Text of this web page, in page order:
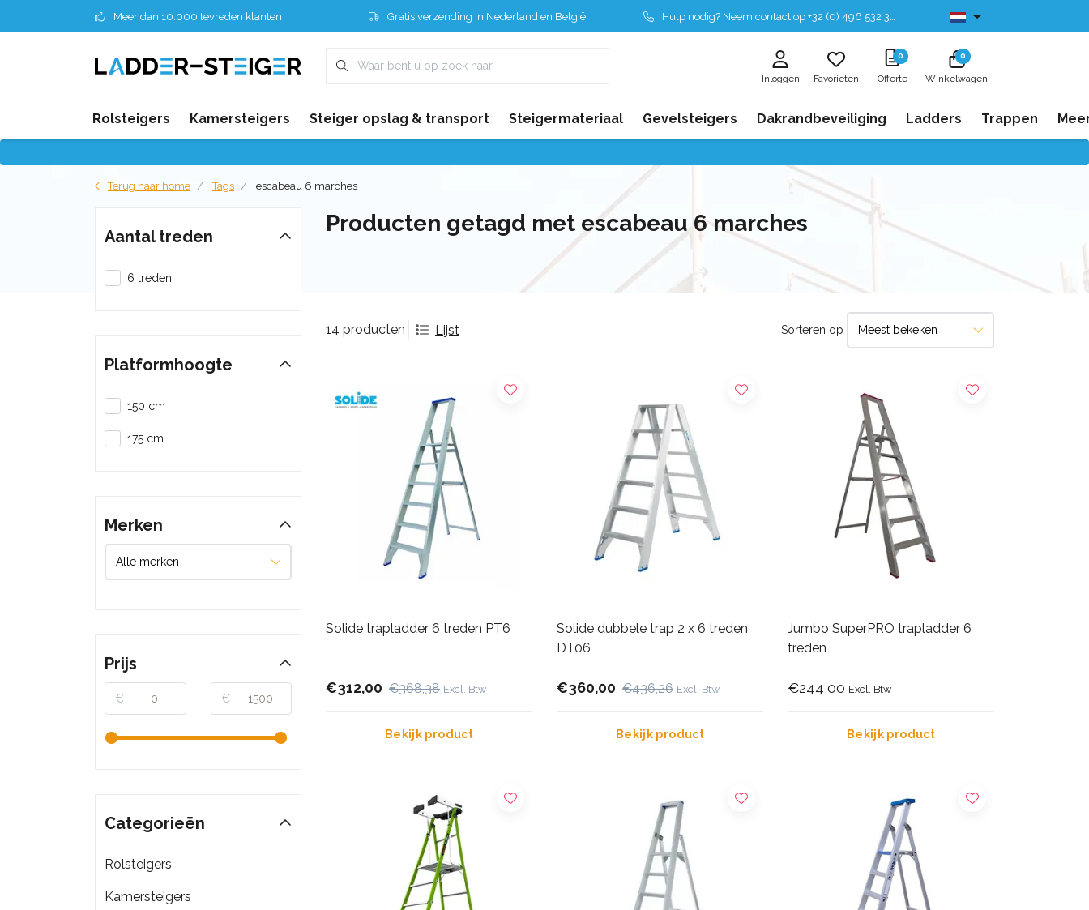
Meer dan 10.000 tevreden klanten Gratis verzending in Nederland en België Hulp nodig? Neem contact op +32 (0) 496 532 330 Leverbaar uit voorraad
Inloggen Favorieten
0
Offerte
0
Winkelwagen
Rolsteigers Kamersteigers Steiger opslag & transport Steigermateriaal Gevelsteigers Dakrandbeveiliging Ladders Trappen
Terug naar home Tags escabeau 6 marches
Producten getagd met escabeau 6 marches
14 producten Lijst Sorteren op
Solide trapladder 6 treden PT6
€312,00 €368,38 Excl. Btw
Bekijk product
Solide dubbele trap 2 x 6 treden
DT06
€360,00 €436,26 Excl. Btw
Bekijk product
Jumbo SuperPRO trapladder 6
treden
€244,00 Excl. Btw
Bekijk product
Aantal treden
6 treden
Platformhoogte
150 cm
175 cm
Merken
Prijs
€ €
Categorieën
Rolsteigers
Kamersteigers